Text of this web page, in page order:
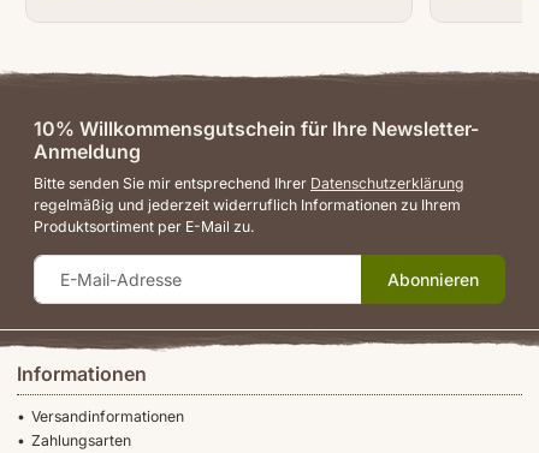
Informationen
Versandinformationen
Zahlungsarten
10% Willkommensgutschein für Ihre Newsletter-
Anmeldung
Bitte senden Sie mir entsprechend Ihrer Datenschutzerklärung
regelmäßig und jederzeit widerruflich Informationen zu Ihrem
Produktsortiment per E-Mail zu.
Abonnieren